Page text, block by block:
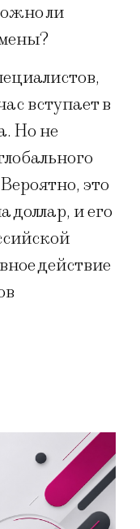
ли
вступает в
Но не
это
доллар, и его
действие